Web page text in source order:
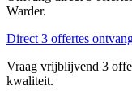
Warder.
Direct 3 offertes
Vraag vrijblijvend 3
kwaliteit.